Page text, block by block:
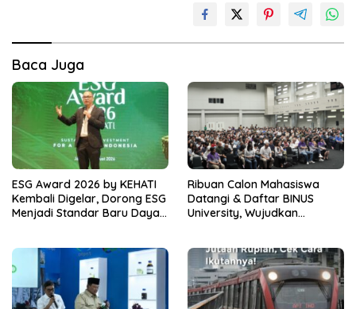
Baca Juga
ESG Award 2026 by KEHATI
Kembali Digelar, Dorong ESG
Menjadi Standar Baru Daya
Ribuan Calon Mahasiswa
Datangi & Daftar BINUS
University, Wujudkan